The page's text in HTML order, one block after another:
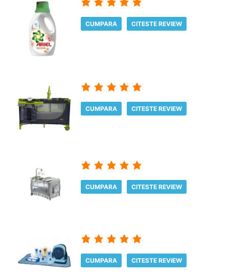
CUMPARA CITESTE REVIEW
CUMPARA CITESTE REVIEW
CUMPARA CITESTE REVIEW
CUMPARA CITESTE REVIEW